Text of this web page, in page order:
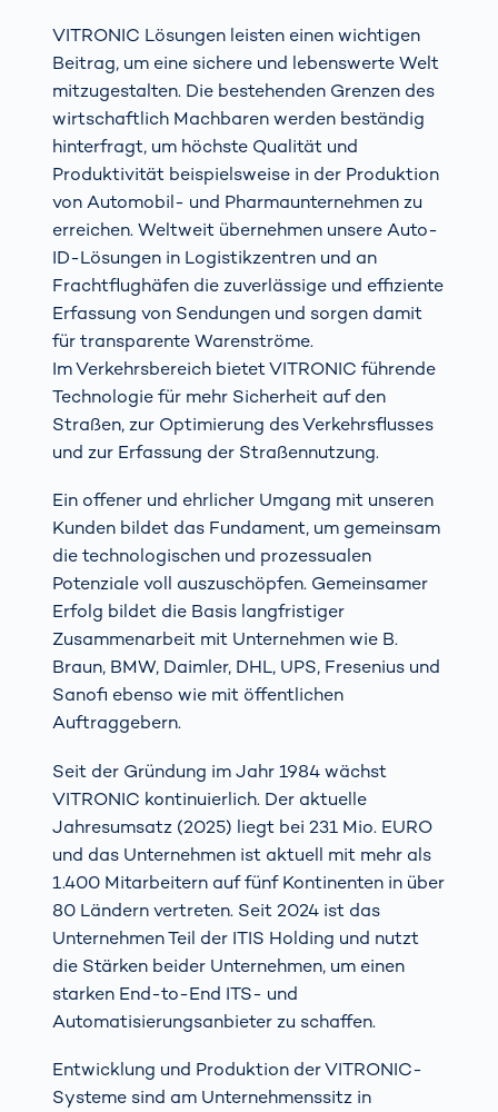
VITRONIC Lösungen leisten einen wichtigen
Beitrag, um eine sichere und lebenswerte Welt
mitzugestalten. Die bestehenden Grenzen des
wirtschaftlich Machbaren werden beständig
hinterfragt, um höchste Qualität und
Produktivität beispielsweise in der Produktion
von Automobil- und Pharmaunternehmen zu
erreichen. Weltweit übernehmen unsere Auto-
ID-Lösungen in Logistikzentren und an
Frachtflughäfen die zuverlässige und effiziente
Erfassung von Sendungen und sorgen damit
für transparente Warenströme.
Im Verkehrsbereich bietet VITRONIC führende
Technologie für mehr Sicherheit auf den
Straßen, zur Optimierung des Verkehrsflusses
und zur Erfassung der Straßennutzung.
Ein offener und ehrlicher Umgang mit unseren
Kunden bildet das Fundament, um gemeinsam
die technologischen und prozessualen
Potenziale voll auszuschöpfen. Gemeinsamer
Erfolg bildet die Basis langfristiger
Zusammenarbeit mit Unternehmen wie B.
Braun, BMW, Daimler, DHL, UPS, Fresenius und
Sanofi ebenso wie mit öffentlichen
Auftraggebern.
Seit der Gründung im Jahr 1984 wächst
VITRONIC kontinuierlich. Der aktuelle
Jahresumsatz (2025) liegt bei 231 Mio. EURO
und das Unternehmen ist aktuell mit mehr als
1.400 Mitarbeitern auf fünf Kontinenten in über
80 Ländern vertreten. Seit 2024 ist das
Unternehmen Teil der ITIS Holding und nutzt
die Stärken beider Unternehmen, um einen
starken End-to-End ITS- und
Automatisierungsanbieter zu schaffen.
Entwicklung und Produktion der VITRONIC-
Systeme sind am Unternehmenssitz in